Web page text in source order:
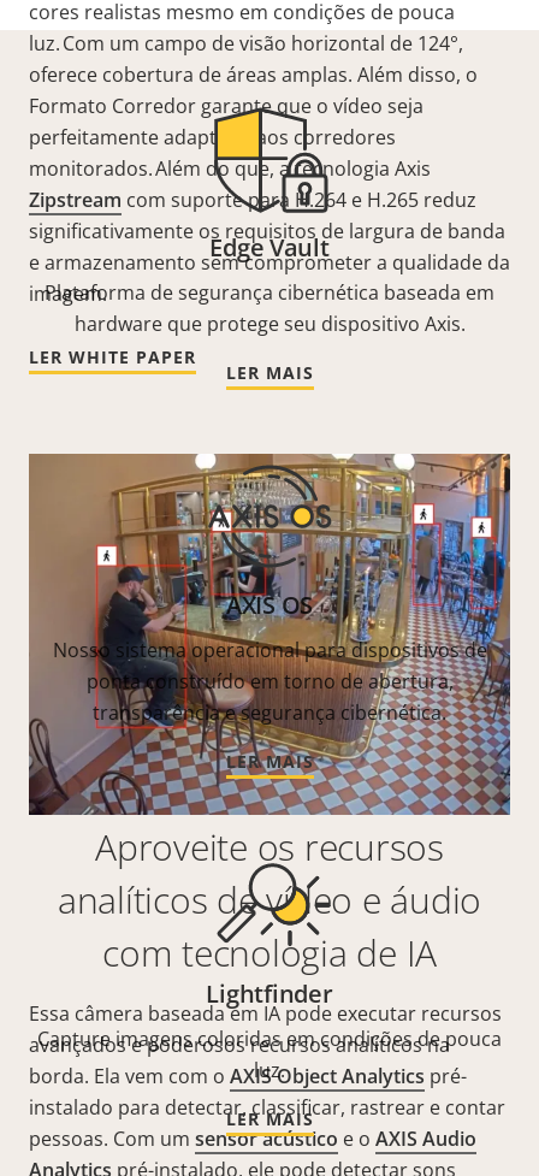
cores realistas mesmo em condições de pouca
luz. Com um campo de visão horizontal de 124°,
oferece cobertura de áreas amplas. Além disso, o
Formato Corredor garante que o vídeo seja
perfeitamente adaptado aos corredores
monitorados. Além do que, a tecnologia Axis
Zipstream com suporte para H.264 e H.265 reduz
significativamente os requisitos de largura de banda
e armazenamento sem comprometer a qualidade da
imagem.
LER WHITE PAPER
Aproveite os recursos
analíticos de vídeo e áudio
com tecnologia de IA
Essa câmera baseada em IA pode executar recursos
avançados e poderosos recursos analíticos na
borda. Ela vem com o AXIS Object Analytics pré-
instalado para detectar, classificar, rastrear e contar
pessoas. Com um sensor acústico e o AXIS Audio
Analytics pré-instalado, ele pode detectar sons
Edge Vault
Plataforma de segurança cibernética baseada em
hardware que protege seu dispositivo Axis.
LER MAIS
AXIS OS
Nosso sistema operacional para dispositivos de
ponta construído em torno de abertura,
transparência e segurança cibernética.
LER MAIS
Lightfinder
Capture imagens coloridas em condições de pouca
luz.
LER MAIS